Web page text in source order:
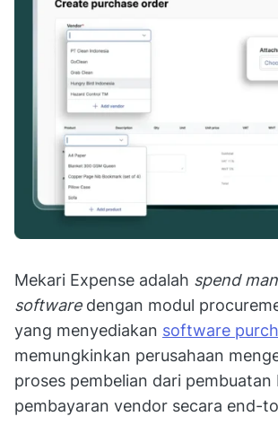
Mekari Expense adalah spend
softwaredengan modul
yang menyediakan software
memungkinkan perusahaan
proses pembelian dari pembuatan
pembayaran vendor secara end-